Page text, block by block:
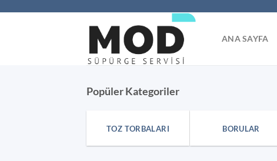
ANA SAYFA
Popüler Kategoriler
TOZ TORBALARI BORULAR